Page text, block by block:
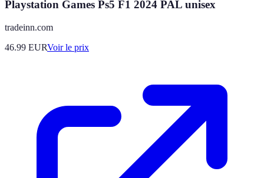
Playstation Games Ps5 F1 2024 PAL unisex
tradeinn.com
46.99 EURVoir le prix